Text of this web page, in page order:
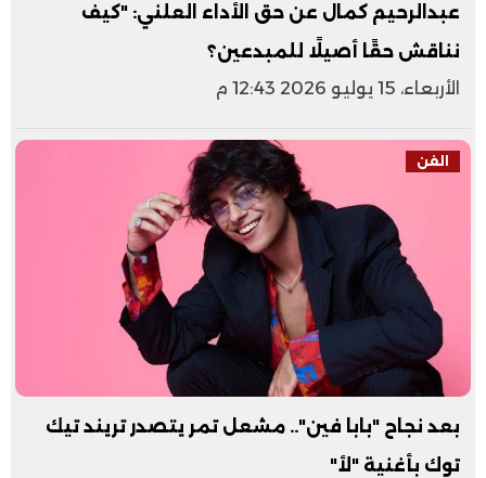
عبدالرحيم كمال عن حق الأداء العلني: "كيف
نناقش حقًا أصيلًا للمبدعين؟
الأربعاء، 15 يوليو 2026 12:43 م
الفن
بعد نجاح "بابا فين".. مشعل تمر يتصدر تريند تيك
توك بأغنية "لأ"